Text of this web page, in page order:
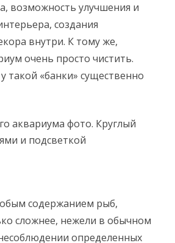
возможность улучшения и
создания
внутри. К тому же,
очень просто чистить.
такой «банки» существенно
содержанием рыб,
сложнее, нежели в обычном
определенных